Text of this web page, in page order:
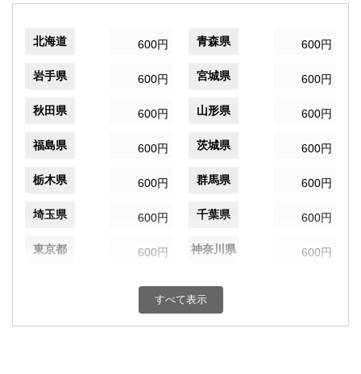
北海道 600円 青森県 600円
岩手県 600円 宮城県 600円
秋田県 600円 山形県 600円
福島県 600円 茨城県 600円
栃木県 600円 群馬県 600円
埼玉県 600円 千葉県 600円
東京都 600円 神奈川県 600円
600円 富山県
すべて表示